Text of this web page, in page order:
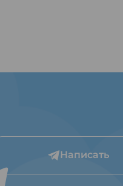
Написать